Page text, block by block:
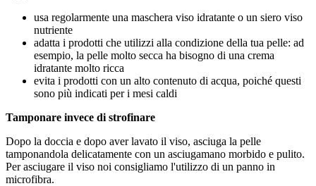
usa regolarmente una maschera viso idratante o un siero viso
nutriente
adatta i prodotti che utilizzi alla condizione della tua pelle: ad
esempio, la pelle molto secca ha bisogno di una crema
idratante molto ricca
evita i prodotti con un alto contenuto di acqua, poiché questi
sono più indicati per i mesi caldi
Tamponare invece di strofinare
Dopo la doccia e dopo aver lavato il viso, asciuga la pelle
tamponandola delicatamente con un asciugamano morbido e pulito.
Per asciugare il viso noi consigliamo l'utilizzo di un panno in
microfibra.